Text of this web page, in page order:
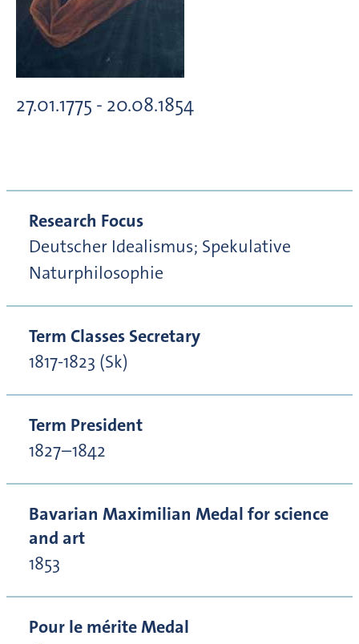
27.01.1775 - 20.08.1854
Research Focus
Deutscher Idealismus; Spekulative
Naturphilosophie
Term Classes Secretary
1817-1823 (Sk)
Term President
1827–1842
Bavarian Maximilian Medal for science
and art
1853
Pour le mérite Medal